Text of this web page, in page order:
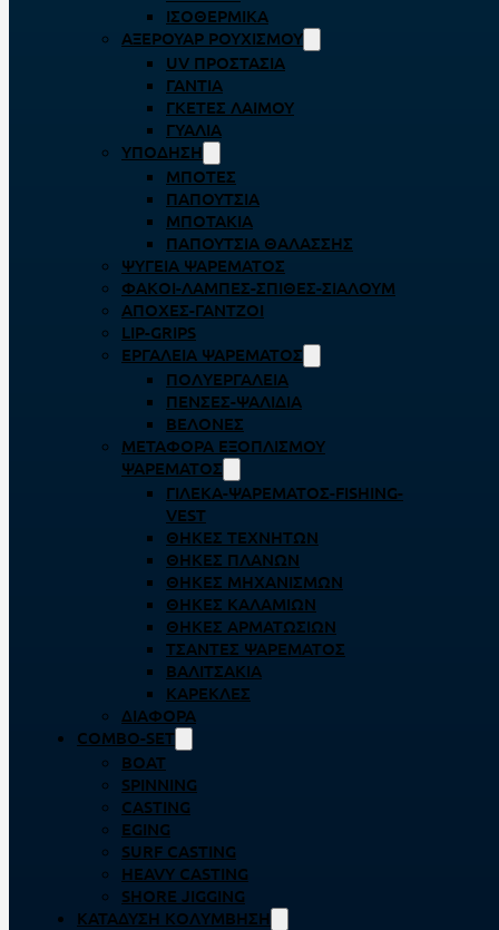
ΙΣΟΘΕΡΜΙΚΆ
ΑΞΕΡΟΥΆΡ ΡΟΥΧΙΣΜΟΎ
UV ΠΡΟΣΤΑΣΊΑ
ΓΆΝΤΙΑ
ΓΚΈΤΕΣ ΛΑΊΜΟΥ
ΓΥΑΛΙΆ
ΥΠΌΔΗΣΗ
ΜΠΌΤΕΣ
ΠΑΠΟΎΤΣΙΑ
ΜΠΟΤΆΚΙΑ
ΠΑΠΟΎΤΣΙΑ ΘΑΛΆΣΣΗΣ
ΨΥΓΕΊΑ ΨΑΡΈΜΑΤΟΣ
ΦΑΚΟΊ-ΛΆΜΠΕΣ-ΣΠΊΘΕΣ-ΣΊΑΛΟΥΜ
ΑΠΌΧΕΣ-ΓΆΝΤΖΟΙ
LIP-GRIPS
EΡΓΑΛΕΊΑ ΨΑΡΈΜΑΤΟΣ
ΠΟΛΥΕΡΓΑΛΕΊΑ
ΠΈΝΣΕΣ-ΨΑΛΊΔΙΑ
ΒΕΛΌΝΕΣ
ΜΕΤΑΦΟΡΆ ΕΞΟΠΛΙΣΜΟΎ
ΨΑΡΈΜΑΤΟΣ
ΓΙΛΈΚΑ-ΨΑΡΈΜΑΤΟΣ-FISHING-
VEST
ΘΉΚΕΣ ΤΕΧΝΗΤΏΝ
ΘΉΚΕΣ ΠΛΆΝΩΝ
ΘΉΚΕΣ ΜΗΧΑΝΙΣΜΏΝ
ΘΉΚΕΣ ΚΑΛΑΜΙΏΝ
ΘΉΚΕΣ ΑΡΜΑΤΩΣΙΏΝ
ΤΣΆΝΤΕΣ ΨΑΡΈΜΑΤΟΣ
ΒΑΛΙΤΣΆΚΙΑ
ΚΑΡΈΚΛΕΣ
ΔΙΆΦΟΡΑ
COMBO-SET
BOAT
SPINNING
CASTING
EGING
SURF CASTING
HEAVY CASTING
SHORE JIGGING
ΚΑΤΆΔΥΣΗ ΚΟΛΎΜΒΗΣΗ